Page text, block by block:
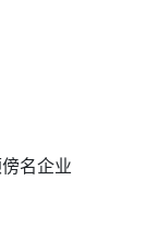
名企业